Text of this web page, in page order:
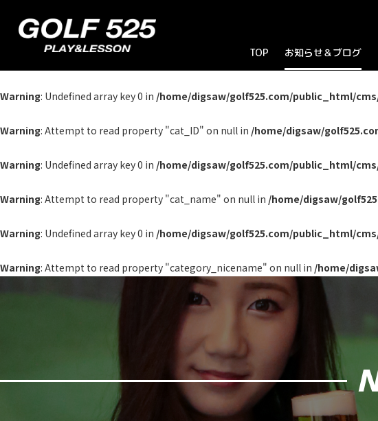
TOP お知らせ＆ブログ
キャンペーン
Warning: Undefined array key 0 in /home/digsaw/golf525.com/public_html/
Warning: Attempt to read property "cat_ID" on null in /home/digsaw/
Warning: Undefined array key 0 in /home/digsaw/golf525.com/public_html/
Warning: Attempt to read property "cat_name" on null in /home/digsaw/
Warning: Undefined array key 0 in /home/digsaw/golf525.com/public_html/
Warning: Attempt to read property "category_nicename" on null in /home/